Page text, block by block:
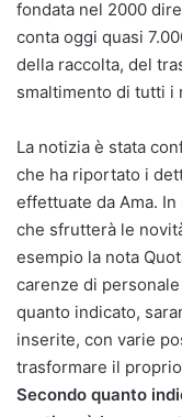
fondata nel 2000
conta oggi quasi
della raccolta, del
smaltimento di tutti i
La notizia è stata
che ha riportato i
effettuate da Ama.
che sfrutterà le
esempio la nota
carenze di
quanto indicato,
inserite, con varie
trasformare il
Secondo quanto